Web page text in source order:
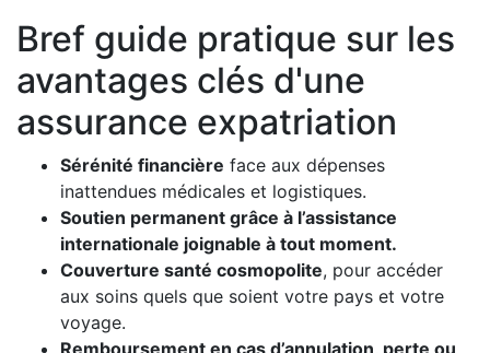
Bref guide pratique sur les
avantages clés d'une
assurance expatriation
Sérénité financière face aux dépenses
inattendues médicales et logistiques.
Soutien permanent grâce à l’assistance
internationale joignable à tout moment.
Couverture santé cosmopolite, pour accéder
aux soins quels que soient votre pays et votre
voyage.
Remboursement en cas d’annulation, perte ou